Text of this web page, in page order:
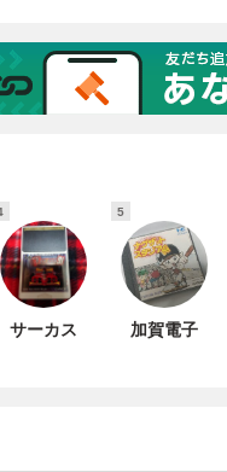
サーカス
5
加賀電子